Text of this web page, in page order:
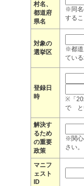
村名、
都道府
県名
※同名
する
対象の
選挙区
※都道
てい
登録日
時
※「
で と
解決す
るため
の重要
政策
※関心
さい。
マニフ
ェスト
ID